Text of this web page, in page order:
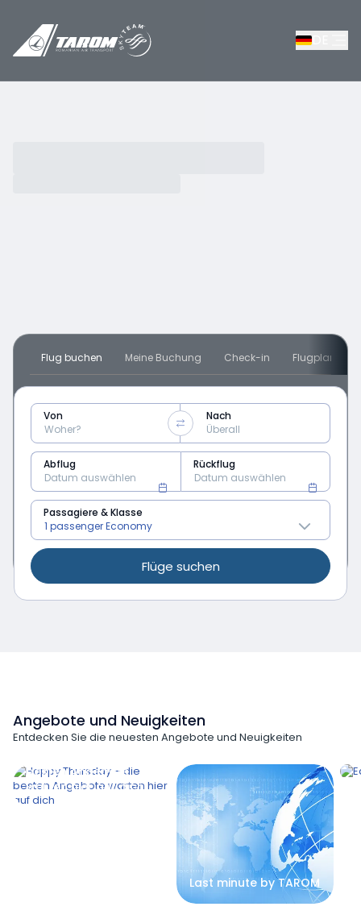
Flug buchen Meine Buchung Check-in Flugplan
Von Nach
Abflug Rückflug
Passagiere & Klasse
Flüge suchen
Angebote und Neuigkeiten
Entdecken Sie die neuesten Angebote und Neuigkeiten
besten Angebote
warten hier auf dich
Last minute by TAROM